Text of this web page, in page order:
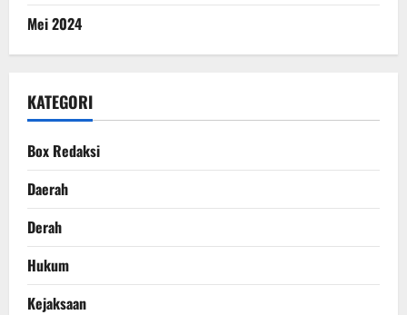
Mei 2024
KATEGORI
Box Redaksi
Daerah
Derah
Hukum
Kejaksaan